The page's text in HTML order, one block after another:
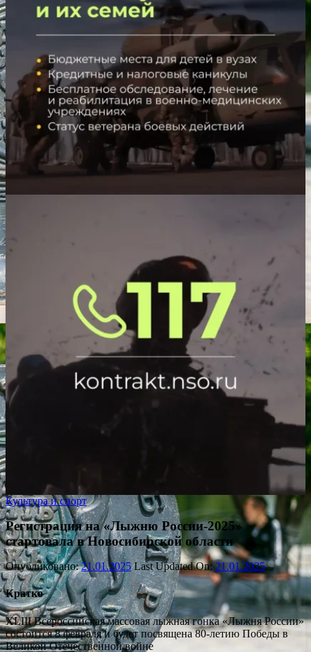
Культура и спорт
Регистрация на «Лыжню России-2025»
стартовала в Новосибирской области
Опубликовано:21.01.2025 Last Updated On:21.01.2025
Кратко
XLIII Всероссийская массовая лыжная гонка «Лыжня России»
состоится 8 февраля и будет посвящена 80-летию Победы в
Великой Отечественной войне